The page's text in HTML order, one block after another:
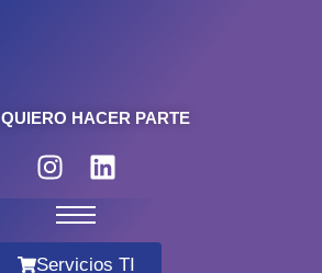
QUIERO HACER PARTE
Servicios TI